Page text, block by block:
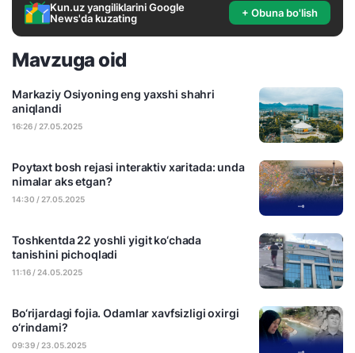
Kun.uz yangiliklarini Google
News'da kuzating
+ Obuna bo'lish
Mavzuga oid
Markaziy Osiyoning eng yaxshi shahri
aniqlandi
16:26 / 27.05.2025
Poytaxt bosh rejasi interaktiv xaritada: unda
nimalar aks etgan?
14:30 / 27.05.2025
Toshkentda 22 yoshli yigit ko‘chada
tanishini pichoqladi
11:16 / 24.05.2025
Bo‘rijardagi fojia. Odamlar xavfsizligi oxirgi
o‘rindami?
09:39 / 23.05.2025